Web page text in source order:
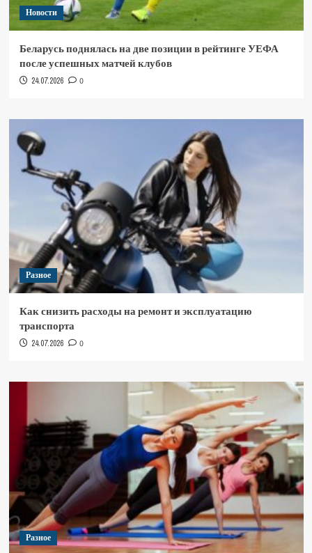
Новости
Беларусь поднялась на две позиции в рейтинге УЕФА
после успешных матчей клубов
24.07.2026 0
Разное
Как снизить расходы на ремонт и эксплуатацию
транспорта
24.07.2026 0
Разное